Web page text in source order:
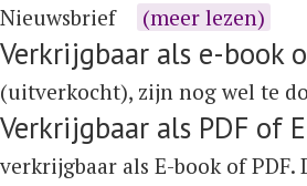
Nieuwsbrief (meer lezen)
Verkrijgbaar als e-book
(uitverkocht), zijn nog wel te
Verkrijgbaar als PDF of
verkrijgbaar als E-book of